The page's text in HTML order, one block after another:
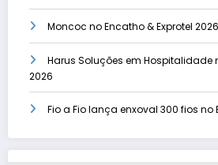
Moncoc no Encatho & Exprotel 2026
Harus Soluções em Hospitalidade
2026
Fio a Fio lança enxoval 300 fios no